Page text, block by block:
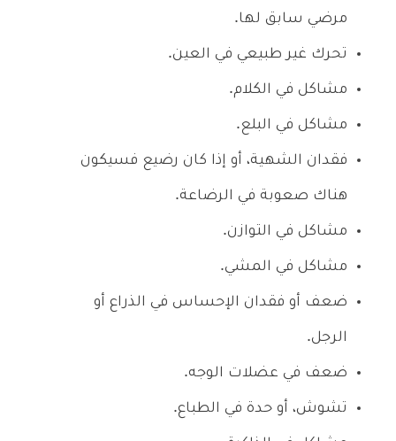
مرضي سابق لها.
تحرك غير طبيعي في العين.
مشاكل في الكلام.
مشاكل في البلع.
فقدان الشهية، أو إذا كان رضيع فسيكون
هناك صعوبة في الرضاعة.
مشاكل في التوازن.
مشاكل في المشي.
ضعف أو فقدان الإحساس في الذراع أو
الرجل.
ضعف في عضلات الوجه.
تشوش، أو حدة في الطباع.